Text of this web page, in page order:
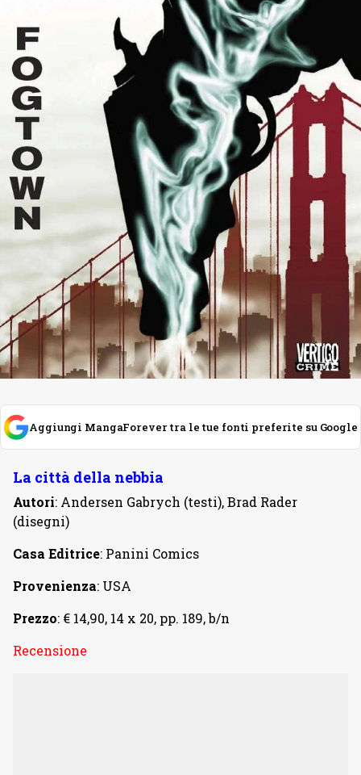
Aggiungi MangaForever tra le tue fonti preferite su Google
La città della nebbia
Autori: Andersen Gabrych (testi), Brad Rader
(disegni)
Casa Editrice: Panini Comics
Provenienza: USA
Prezzo: € 14,90, 14 x 20, pp. 189, b/n
Recensione